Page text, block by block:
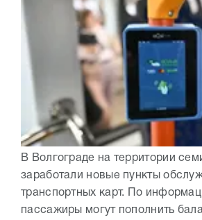
В Волгограде на территории
заработали новые пункты
транспортных карт. По
пассажиры могут пополнить